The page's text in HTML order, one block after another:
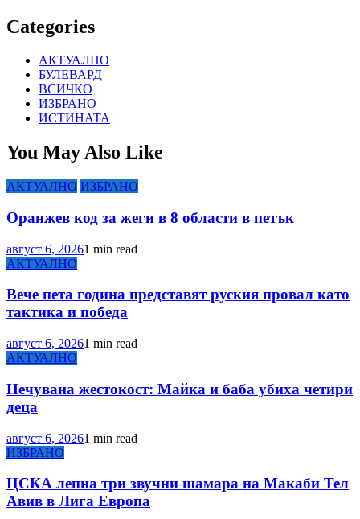
Categories
АКТУАЛНО
БУЛЕВАРД
ВСИЧКО
ИЗБРАНО
ИСТИНАТА
You May Also Like
АКТУАЛНО ИЗБРАНО
Оранжев код за жеги в 8 области в петък
август 6, 20261 min read
АКТУАЛНО
Вече пета година представят руския провал като
тактика и победа
август 6, 20261 min read
АКТУАЛНО
Нечувана жестокост: Майка и баба убиха четири
деца
август 6, 20261 min read
ИЗБРАНО
ЦСКА лепна три звучни шамара на Макаби Тел
Авив в Лига Европа